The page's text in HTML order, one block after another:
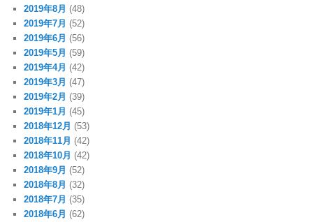
2019年8月 (48)
2019年7月 (52)
2019年6月 (56)
2019年5月 (59)
2019年4月 (42)
2019年3月 (47)
2019年2月 (39)
2019年1月 (45)
2018年12月 (53)
2018年11月 (42)
2018年10月 (42)
2018年9月 (52)
2018年8月 (32)
2018年7月 (35)
2018年6月 (62)